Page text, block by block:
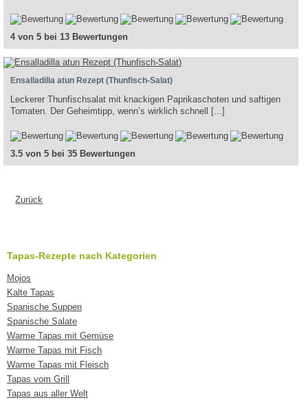
4 von 5 bei 13 Bewertungen
Ensalladilla atun Rezept (Thunfisch-Salat)
Leckerer Thunfischsalat mit knackigen Paprikaschoten und saftigen
Tomaten. Der Geheimtipp, wenn’s wirklich schnell [...]
3.5 von 5 bei 35 Bewertungen
Zurück
Tapas-Rezepte nach Kategorien
Mojos
Kalte Tapas
Spanische Suppen
Spanische Salate
Warme Tapas mit Gemüse
Warme Tapas mit Fisch
Warme Tapas mit Fleisch
Tapas vom Grill
Tapas aus aller Welt